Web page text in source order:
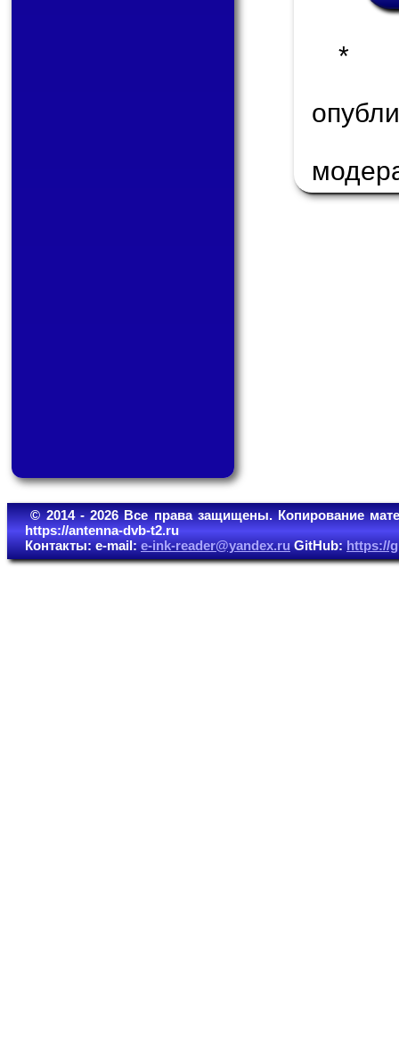
*
© 2014 - 2026 Все права защищены. Копирование
https://antenna-dvb-t2.ru
Контакты: e-mail:e-ink-reader@yandex.ruGitHub:https://